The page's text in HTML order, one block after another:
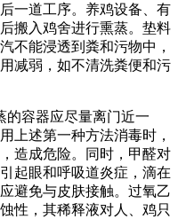
一道工序。养鸡设备、有
搬入鸡舍进行熏蒸。垫料
不能浸透到粪和污物中，
减弱，如不清洗粪便和污
容器应尽量离门近一
上述第一种方法消毒时，
造成危险。同时，甲醛对
起眼和呼吸道炎症，滴在
避免与皮肤接触。过氧乙
性，其稀释液对人、鸡只